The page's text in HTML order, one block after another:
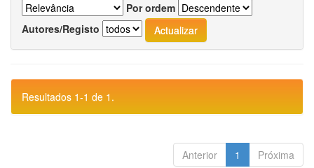
Por ordem
Autores/Registo
Resultados 1-1 de 1.
Anterior 1 Próxima